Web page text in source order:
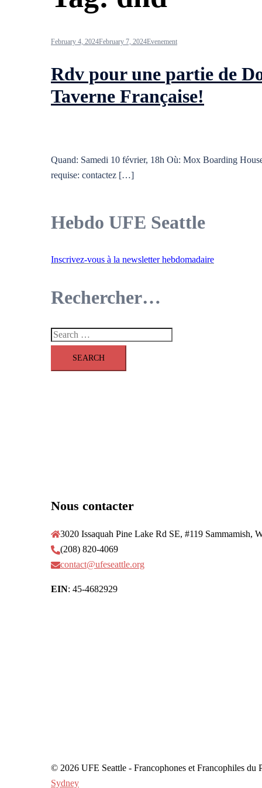
February 4, 2024February 7, 2024Evenement
Rdv pour une partie de
Taverne Française!
Quand: Samedi 10 février, 18h Où: Mox Boarding
requise: contactez […]
Hebdo UFE Seattle
Inscrivez-vous à la newsletter hebdomadaire
Rechercher…
Search
Nous contacter
3020 Issaquah Pine Lake Rd SE, #119 Sammamish,
(208) 820-4069
contact@ufeseattle.org
EIN: 45-4682929
© 2026 UFE Seattle - Francophones et Francophiles du
Sydney